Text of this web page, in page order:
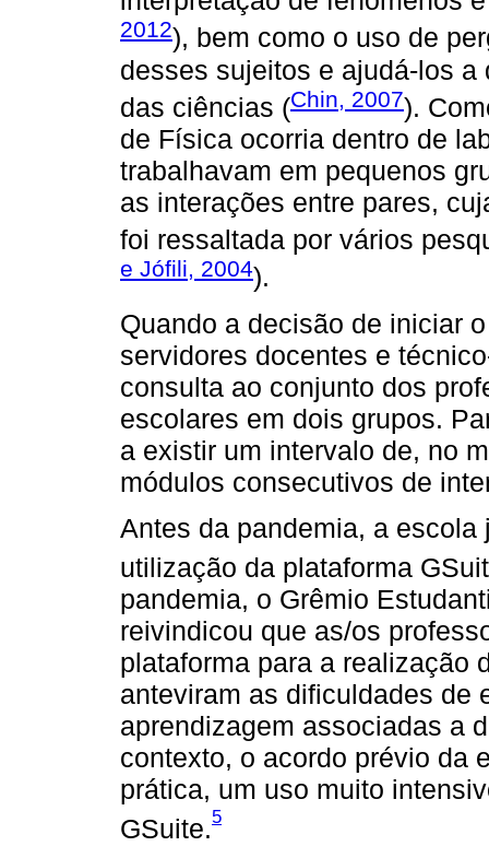
2012), bem como o uso de
desses sujeitos e ajudá-los
das ciências (Chin, 2007).
de Física ocorria dentro de
trabalhavam em pequenos
as interações entre pares,
foi ressaltada por vários
e Jófili, 2004).
Quando a decisão de iniciar
servidores docentes e
consulta ao conjunto dos
escolares em dois grupos.
a existir um intervalo de, no
módulos consecutivos de
Antes da pandemia, a
utilização da plataforma
pandemia, o Grêmio
reivindicou que as/os
plataforma para a realização
anteviram as dificuldades de
aprendizagem associadas a
contexto, o acordo prévio da
prática, um uso muito
GSuite.5